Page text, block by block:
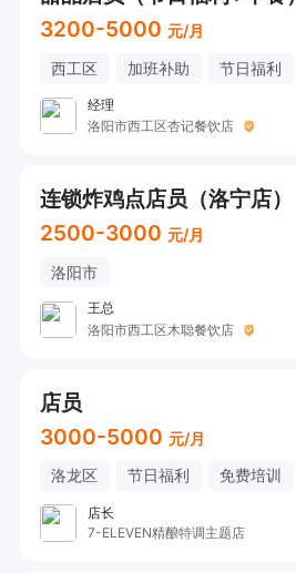
3200-5000 元/月
西工区 加班补助 节日福利
经理
洛阳市西工区杏记餐饮店
连锁炸鸡点店员（洛宁店）
2500-3000 元/月
洛阳市
王总
洛阳市西工区木聪餐饮店
店员
3000-5000 元/月
洛龙区 节日福利 免费培训
店长
7-ELEVEN精酿特调主题店